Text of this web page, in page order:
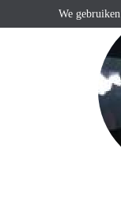
We gebruiken